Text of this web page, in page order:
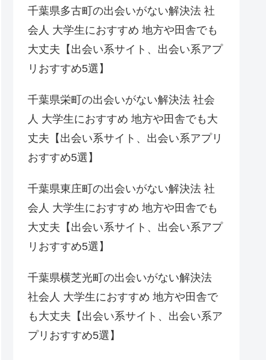
千葉県多古町の出会いがない解決法 社
会人 大学生におすすめ 地方や田舎でも
大丈夫【出会い系サイト、出会い系アプ
リおすすめ5選】
千葉県栄町の出会いがない解決法 社会
人 大学生におすすめ 地方や田舎でも大
丈夫【出会い系サイト、出会い系アプリ
おすすめ5選】
千葉県東庄町の出会いがない解決法 社
会人 大学生におすすめ 地方や田舎でも
大丈夫【出会い系サイト、出会い系アプ
リおすすめ5選】
千葉県横芝光町の出会いがない解決法
社会人 大学生におすすめ 地方や田舎で
も大丈夫【出会い系サイト、出会い系ア
プリおすすめ5選】